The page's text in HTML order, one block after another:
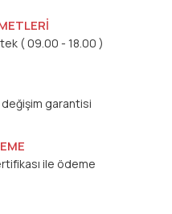
( 09.00 - 18.00 )
garantisi
ile ödeme